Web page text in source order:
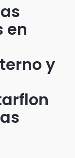
en
y